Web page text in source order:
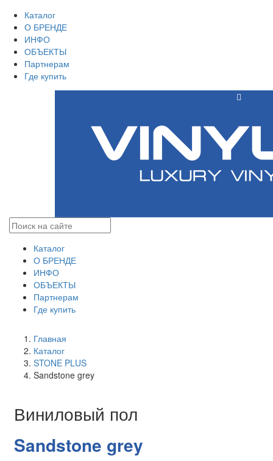
Каталог
О БРЕНДЕ
ИНФО
ОБЪЕКТЫ
Партнерам
Где купить
Каталог
О БРЕНДЕ
ИНФО
ОБЪЕКТЫ
Партнерам
Где купить
Главная
Каталог
STONE PLUS
Sandstone grey
Виниловый пол
Sandstone grey